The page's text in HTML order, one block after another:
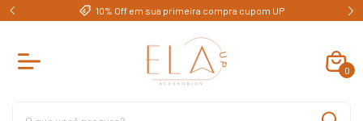
10% Off em sua primeira compra cupom UP
0